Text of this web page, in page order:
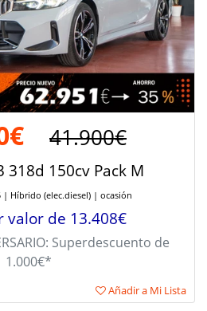
41.900€
318d 150cv Pack M
| Híbrido (elec.diesel) | ocasión
valor de 13.408€
Superdescuento de
1.000€*
Añadir a Mi Lista